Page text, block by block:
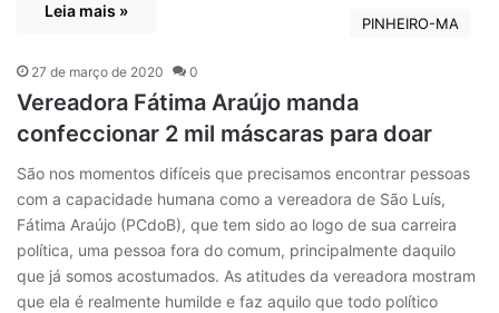
Leia mais »
PINHEIRO-MA
27 de março de 2020 0
Vereadora Fátima Araújo manda
confeccionar 2 mil máscaras para doar
São nos momentos difíceis que precisamos encontrar pessoas
com a capacidade humana como a vereadora de São Luís,
Fátima Araújo (PCdoB), que tem sido ao logo de sua carreira
política, uma pessoa fora do comum, principalmente daquilo
que já somos acostumados. As atitudes da vereadora mostram
que ela é realmente humilde e faz aquilo que todo político